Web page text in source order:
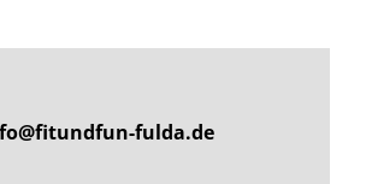
fulda.de